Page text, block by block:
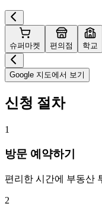
슈퍼마켓 편의점 학교
Google 지도에서 보기
신청 절차
1
방문 예약하기
편리한 시간에 부동산
2